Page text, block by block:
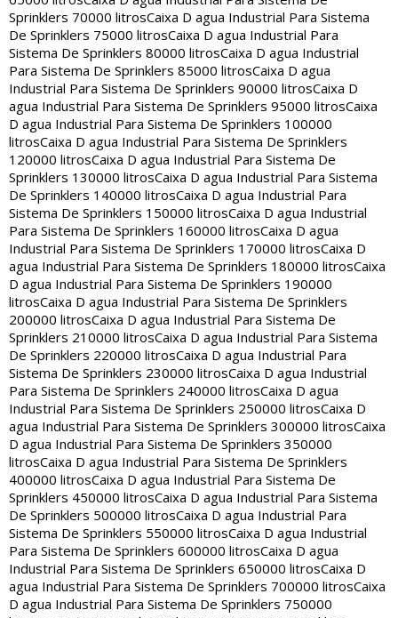
Sprinklers 70000 litrosCaixa D agua Industrial Para Sistema
De Sprinklers 75000 litrosCaixa D agua Industrial Para
Sistema De Sprinklers 80000 litrosCaixa D agua Industrial
Para Sistema De Sprinklers 85000 litrosCaixa D agua
Industrial Para Sistema De Sprinklers 90000 litrosCaixa D
agua Industrial Para Sistema De Sprinklers 95000 litrosCaixa
D agua Industrial Para Sistema De Sprinklers 100000
litrosCaixa D agua Industrial Para Sistema De Sprinklers
120000 litrosCaixa D agua Industrial Para Sistema De
Sprinklers 130000 litrosCaixa D agua Industrial Para Sistema
De Sprinklers 140000 litrosCaixa D agua Industrial Para
Sistema De Sprinklers 150000 litrosCaixa D agua Industrial
Para Sistema De Sprinklers 160000 litrosCaixa D agua
Industrial Para Sistema De Sprinklers 170000 litrosCaixa D
agua Industrial Para Sistema De Sprinklers 180000 litrosCaixa
D agua Industrial Para Sistema De Sprinklers 190000
litrosCaixa D agua Industrial Para Sistema De Sprinklers
200000 litrosCaixa D agua Industrial Para Sistema De
Sprinklers 210000 litrosCaixa D agua Industrial Para Sistema
De Sprinklers 220000 litrosCaixa D agua Industrial Para
Sistema De Sprinklers 230000 litrosCaixa D agua Industrial
Para Sistema De Sprinklers 240000 litrosCaixa D agua
Industrial Para Sistema De Sprinklers 250000 litrosCaixa D
agua Industrial Para Sistema De Sprinklers 300000 litrosCaixa
D agua Industrial Para Sistema De Sprinklers 350000
litrosCaixa D agua Industrial Para Sistema De Sprinklers
400000 litrosCaixa D agua Industrial Para Sistema De
Sprinklers 450000 litrosCaixa D agua Industrial Para Sistema
De Sprinklers 500000 litrosCaixa D agua Industrial Para
Sistema De Sprinklers 550000 litrosCaixa D agua Industrial
Para Sistema De Sprinklers 600000 litrosCaixa D agua
Industrial Para Sistema De Sprinklers 650000 litrosCaixa D
agua Industrial Para Sistema De Sprinklers 700000 litrosCaixa
D agua Industrial Para Sistema De Sprinklers 750000